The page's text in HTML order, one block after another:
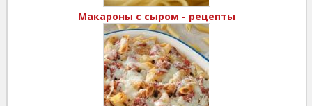
Макароны с сыром - рецепты